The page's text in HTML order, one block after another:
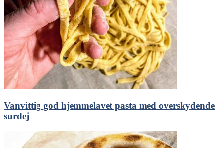
Vanvittig god hjemmelavet pasta med overskydende
surdej